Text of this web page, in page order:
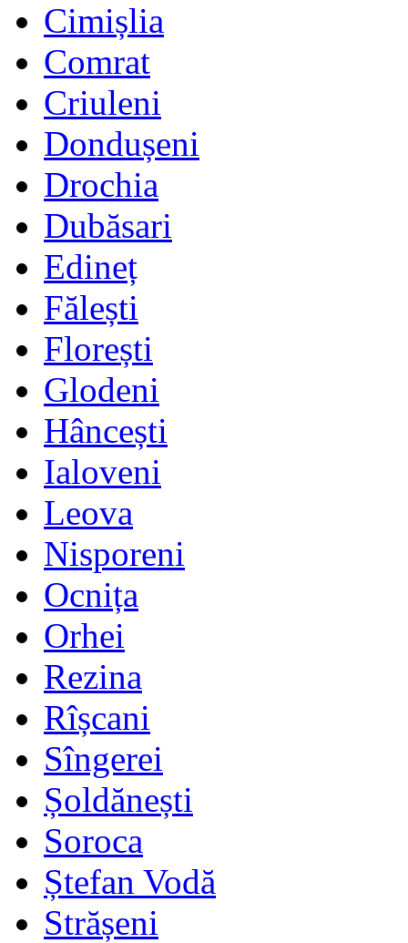
Cimișlia
Comrat
Criuleni
Dondușeni
Drochia
Dubăsari
Edineț
Fălești
Florești
Glodeni
Hâncești
Ialoveni
Leova
Nisporeni
Ocnița
Orhei
Rezina
Rîșcani
Sîngerei
Șoldănești
Soroca
Ștefan Vodă
Strășeni